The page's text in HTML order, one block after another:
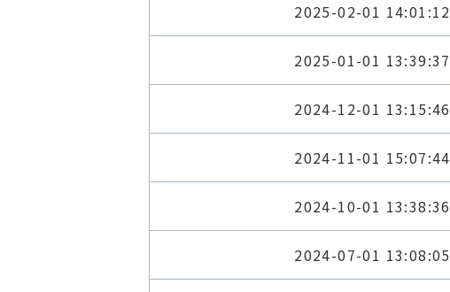
2025-02-01 14:01:12
2025-01-01 13:39:37
2024-12-01 13:15:46
2024-11-01 15:07:44
2024-10-01 13:38:36
2024-07-01 13:08:05